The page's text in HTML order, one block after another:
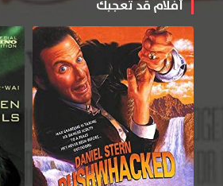
أفلام قد تعجبك